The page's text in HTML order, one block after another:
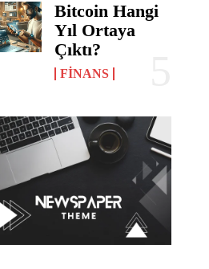
Bitcoin Hangi
Yıl Ortaya
Çıktı?
FINANS